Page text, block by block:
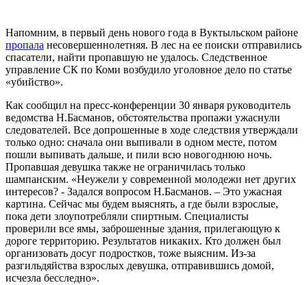
Напомним, в первый день нового года в Вуктыльском районе
пропала несовершеннолетняя. В лес на ее поиски отправились
спасатели, найти пропавшую не удалось. Следственное
управление СК по Коми возбудило уголовное дело по статье
«убийство».
Как сообщил на пресс-конференции 30 января руководитель
ведомства Н.Басманов, обстоятельства пропажи ужаснули
следователей. Все допрошенные в ходе следствия утверждали
только одно: сначала они выпивали в одном месте, потом
пошли выпивать дальше, и пили всю новогоднюю ночь.
Пропавшая девушка также не ограничилась только
шампанским. «Неужели у современной молодежи нет других
интересов? - Задался вопросом Н.Басманов. – Это ужасная
картина. Сейчас мы будем выяснять, а где были взрослые,
пока дети злоупотребляли спиртным. Специалисты
проверили все ямы, заброшенные здания, прилегающую к
дороге территорию. Результатов никаких. Кто должен был
организовать досуг подростков, тоже выясним. Из-за
разгильдяйства взрослых девушка, отправившись домой,
исчезла бесследно».